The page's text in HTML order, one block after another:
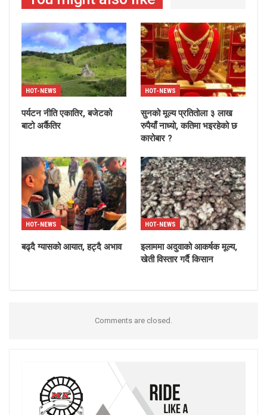
HOT-NEWS
पर्यटन नीति एकातिर, बजेटको
बाटो अर्कैतिर
HOT-NEWS
सुनको मूल्य प्रतितोला ३ लाख
रुपैयाँ नाध्यो, कतिमा भइरहेको छ
कारोबार ?
HOT-NEWS
बढ्दै ग्यासको आयात, हट्दै अभाव
HOT-NEWS
इलाममा अदुवाको आकर्षक मूल्य,
खेती विस्तार गर्दै किसान
Comments are closed.